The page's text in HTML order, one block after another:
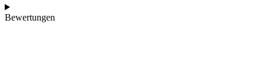
Bewertungen